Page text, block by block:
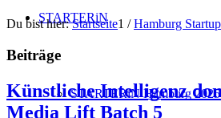
STARTERiN
STARTERiN Hamburg
Du bist hier: Startseite1 / Hamburg
Beiträge
Künstliche Intelligenz
Media Lift Batch 5